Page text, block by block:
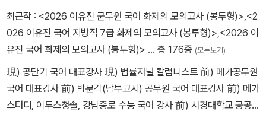
PART 2. 레벨업 트레이닝
문제 풀이 방법론에 맞춰 훈련할 수 있도록, 패턴별로 방법론과 기초
트레이닝 문제들을 수록하였다. 수록된 문제를 통해 문제를 해결하는
연습을 하며 기초를 탄탄하게 다질 수 있다.
최근작 : <2026 이유진 군무원 국어 화제의 모의고사 (봉투형)>,<2
026 이유진 국어 지방직 7급 화제의 모의고사 (봉투형)>,<2026 이
유진 국어 화제의 모의고사 (봉투형)> … 총 176종 (모두보기)
現) 공단기 국어 대표강사 現) 법률저널 칼럼니스트 前) 메가공무원
국어 대표강사 前) 박문각(남부고시) 공무원 국어 대표강사 前) 메가
스터디, 이투스청솔, 강남종로 수능 국어 강사 前) 서경대학교 공공